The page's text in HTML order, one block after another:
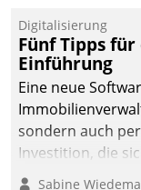
Digitalisierung
Fünf Tipps
Einführung
Eine neue
sondern auch
Investition, die
nachhaltige
Sabine